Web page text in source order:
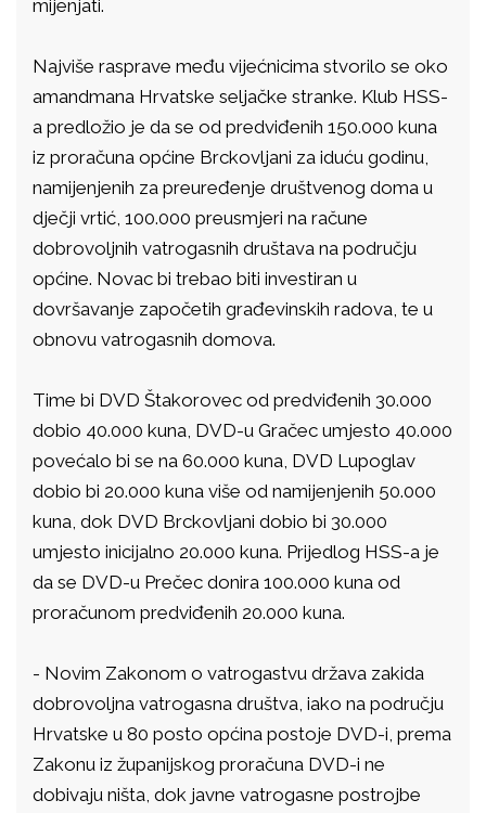
mijenjati.
Najviše rasprave među vijećnicima stvorilo se oko
amandmana Hrvatske seljačke stranke. Klub HSS-
a predložio je da se od predviđenih 150.000 kuna
iz proračuna općine Brckovljani za iduću godinu,
namijenjenih za preuređenje društvenog doma u
dječji vrtić, 100.000 preusmjeri na račune
dobrovoljnih vatrogasnih društava na području
općine. Novac bi trebao biti investiran u
dovršavanje započetih građevinskih radova, te u
obnovu vatrogasnih domova.
Time bi DVD Štakorovec od predviđenih 30.000
dobio 40.000 kuna, DVD-u Gračec umjesto 40.000
povećalo bi se na 60.000 kuna, DVD Lupoglav
dobio bi 20.000 kuna više od namijenjenih 50.000
kuna, dok DVD Brckovljani dobio bi 30.000
umjesto inicijalno 20.000 kuna. Prijedlog HSS-a je
da se DVD-u Prečec donira 100.000 kuna od
proračunom predviđenih 20.000 kuna.
- Novim Zakonom o vatrogastvu država zakida
dobrovoljna vatrogasna društva, iako na području
Hrvatske u 80 posto općina postoje DVD-i, prema
Zakonu iz županijskog proračuna DVD-i ne
dobivaju ništa, dok javne vatrogasne postrojbe